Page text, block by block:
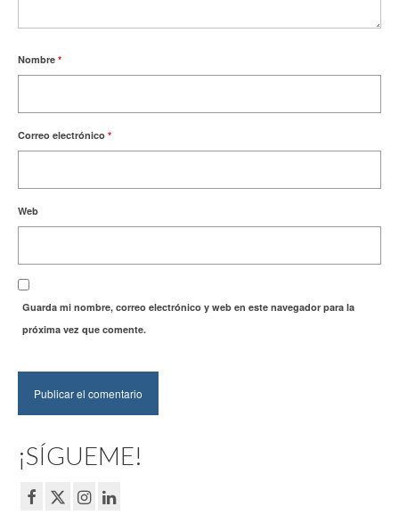
Nombre *
Correo electrónico *
Web
Guarda mi nombre, correo electrónico y web en este navegador para la
próxima vez que comente.
¡SÍGUEME!